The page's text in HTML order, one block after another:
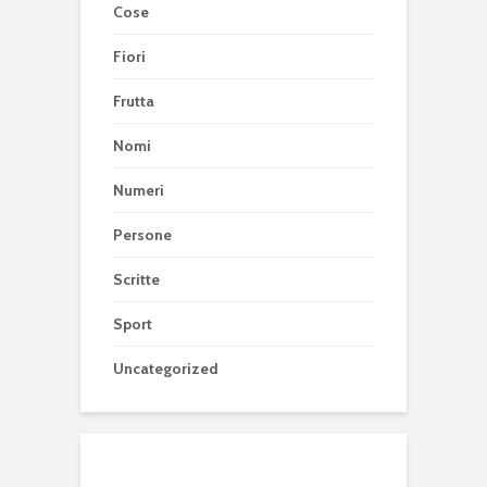
Cose
Fiori
Frutta
Nomi
Numeri
Persone
Scritte
Sport
Uncategorized